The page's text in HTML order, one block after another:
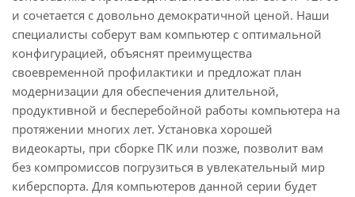
и сочетается с довольно демократичной ценой. Наши
специалисты соберут вам компьютер с оптимальной
конфигурацией, объяснят преимущества
своевременной профилактики и предложат план
модернизации для обеспечения длительной,
продуктивной и бесперебойной работы компьютера на
протяжении многих лет. Установка хорошей
видеокарты, при сборке ПК или позже, позволит вам
без компромиссов погрузиться в увлекательный мир
киберспорта. Для компьютеров данной серии будет